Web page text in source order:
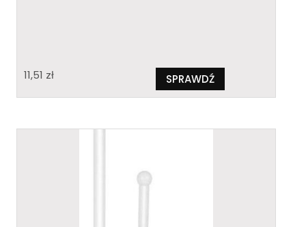
11,51 zł SPRAWDŹ